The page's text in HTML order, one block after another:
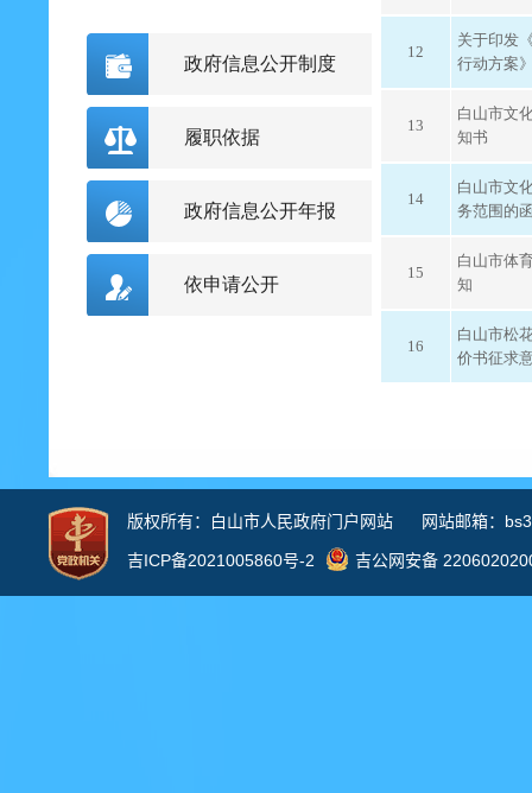
12
关于印发
行动方案
13
白山市文
知书
14
白山市文
务范围的
15
白山市体
知
16
白山市松
价书征求
政府信息公开制度
履职依据
政府信息公开年报
依申请公开